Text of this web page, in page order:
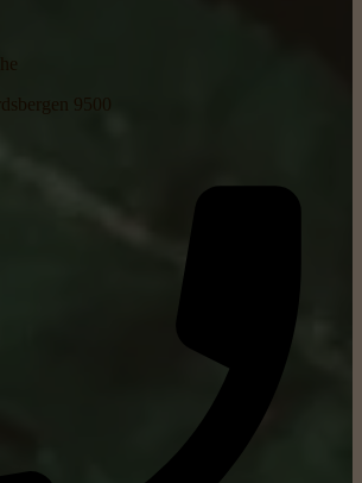
9500